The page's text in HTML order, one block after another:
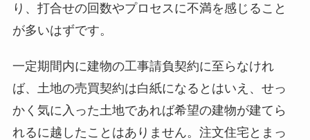
り、打合せの回数やプロセスに不満を感じること
が多いはずです。
一定期間内に建物の工事請負契約に至らなけれ
ば、土地の売買契約は白紙になるとはいえ、せっ
かく気に入った土地であれば希望の建物が建てら
れるに越したことはありません。注文住宅とまっ